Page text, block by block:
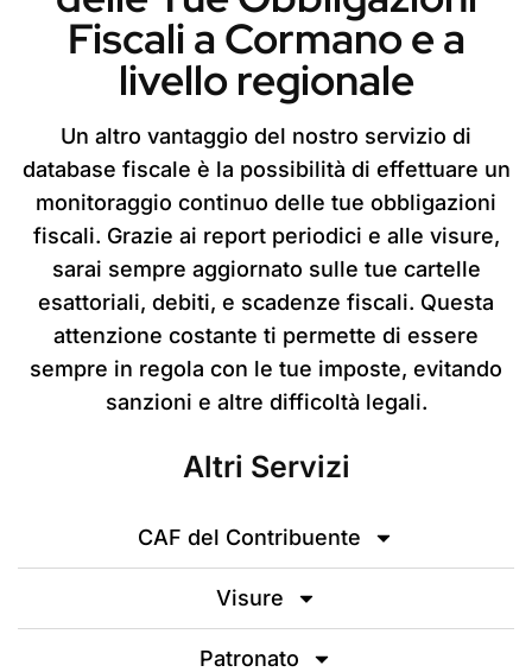
Fiscali a Cormano e a
livello regionale
Un altro vantaggio del nostro servizio di
database fiscale è la possibilità di effettuare un
monitoraggio continuo delle tue obbligazioni
fiscali. Grazie ai report periodici e alle visure,
sarai sempre aggiornato sulle tue cartelle
esattoriali, debiti, e scadenze fiscali. Questa
attenzione costante ti permette di essere
sempre in regola con le tue imposte, evitando
sanzioni e altre difficoltà legali.
Altri Servizi
CAF del Contribuente
Visure
Patronato